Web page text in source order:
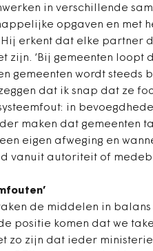
in verschillende
opgaven en met
Hij erkent dat elke partner
zijn. ‘Bij gemeenten loopt
gemeenten wordt steeds
dat ik snap dat ze
in
maken dat gemeenten
eigen afweging en
vanuit autoriteit of
de middelen in balans
positie komen dat we
zo zijn dat ieder